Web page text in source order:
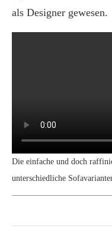
als Designer gewesen.
Die einfache und doch
unterschiedliche